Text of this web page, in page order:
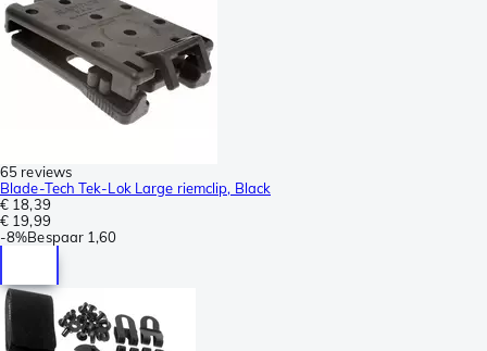
65 reviews
Blade-Tech Tek-Lok Large riemclip, Black
€ 18,39
€ 19,99
-8%Bespaar 1,60